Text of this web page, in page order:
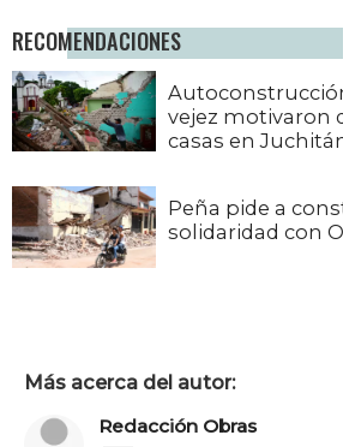
RECOMENDACIONES
vejez motivaron
casas en
Peña pide a
solidaridad con
Más acerca del autor:
Redacción Obras